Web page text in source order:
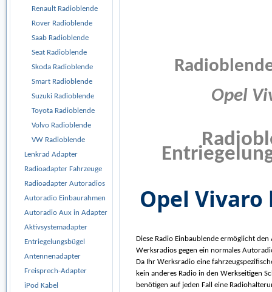
Renault Radioblende
Rover Radioblende
Saab Radioblende
Seat Radioblende
Skoda Radioblende
Smart Radioblende
Suzuki Radioblende
Toyota Radioblende
Volvo Radioblende
VW Radioblende
Lenkrad Adapter
Radioadapter Fahrzeuge
Radioadapter Autoradios
Autoradio Einbaurahmen
Autoradio Aux in Adapter
Aktivsystemadapter
Entriegelungsbügel
Antennenadapter
Freisprech-Adapter
iPod Kabel
Opel
Opel
Diese Radio Einbaublende ermöglicht den
Werksradios gegen ein normales
Da Ihr Werksradio eine
kein anderes Radio in den Werkseitigen
benötigen auf jeden Fall eine